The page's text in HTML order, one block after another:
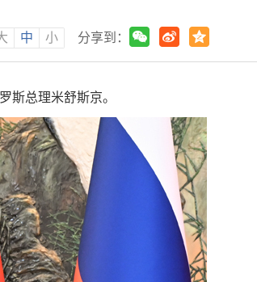
中 小 分享到：
斯总理米舒斯京。